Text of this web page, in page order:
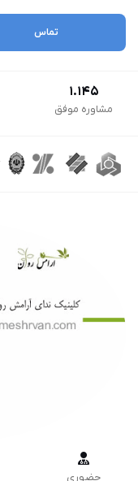
تماس
1.145
مشاوره موفق

حضوری